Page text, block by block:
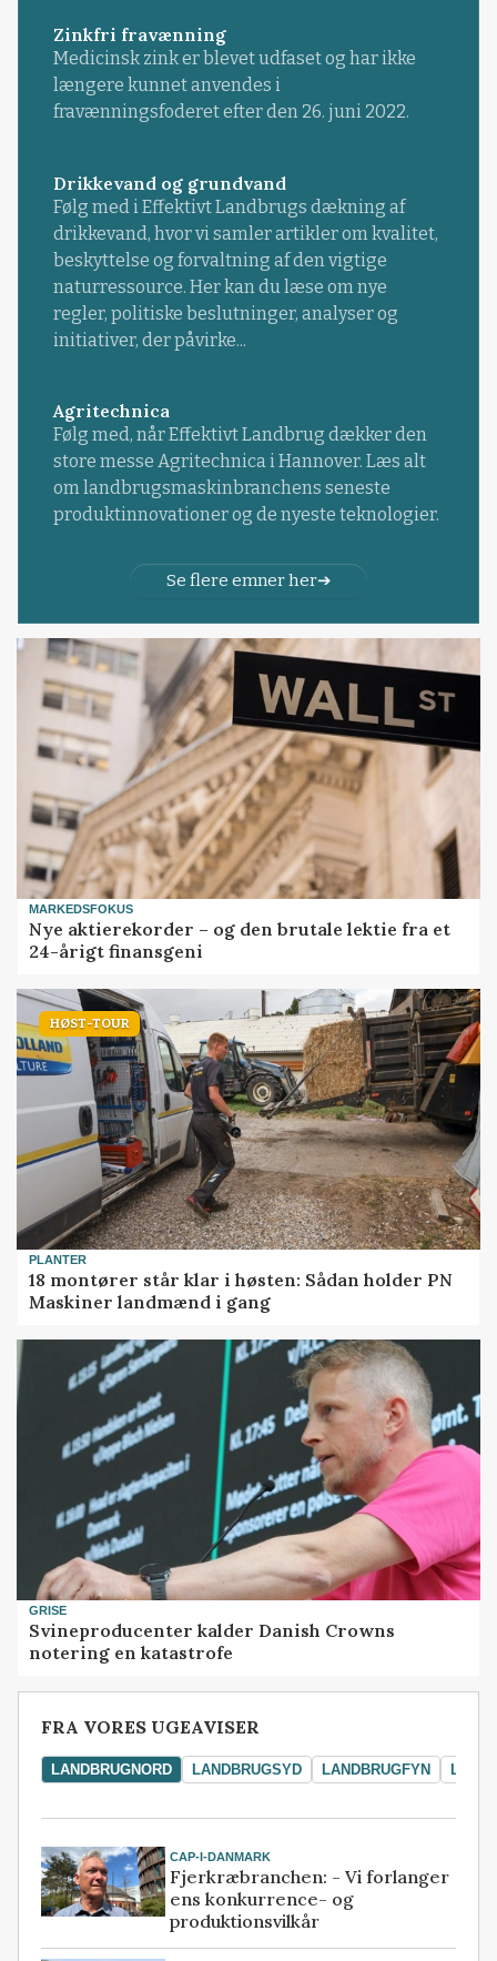
Zinkfri fravænning
Medicinsk zink er blevet udfaset og har ikke
længere kunnet anvendes i
fravænningsfoderet efter den 26. juni 2022.
Drikkevand og grundvand
Følg med i Effektivt Landbrugs dækning af
drikkevand, hvor vi samler artikler om kvalitet,
beskyttelse og forvaltning af den vigtige
naturressource. Her kan du læse om nye
regler, politiske beslutninger, analyser og
initiativer, der påvirke...
Agritechnica
Følg med, når Effektivt Landbrug dækker den
store messe Agritechnica i Hannover. Læs alt
om landbrugsmaskinbranchens seneste
produktinnovationer og de nyeste teknologier.
Se flere emner her
MARKEDSFOKUS
Nye aktierekorder – og den brutale lektie fra et
24-årigt finansgeni
HØST-TOUR
PLANTER
18 montører står klar i høsten: Sådan holder PN
Maskiner landmænd i gang
GRISE
Svineproducenter kalder Danish Crowns
notering en katastrofe
FRA VORES UGEAVISER
LANDBRUGNORD LANDBRUGSYD LANDBRUGFYN
CAP-I-DANMARK
Fjerkræbranchen: - Vi forlanger
ens konkurrence- og
produktionsvilkår